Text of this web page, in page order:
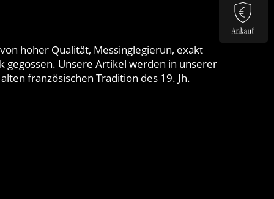
hoher Qualität, Messinglegierun, exakt
gegossen. Unsere Artikel werden in unserer
französischen Tradition des 19. Jh.